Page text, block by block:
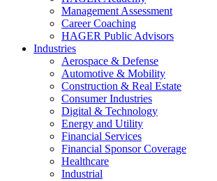
Management Assessment
Career Coaching
HAGER Public Advisors
Industries
Aerospace & Defense
Automotive & Mobility
Construction & Real Estate
Consumer Industries
Digital & Technology
Energy and Utility
Financial Services
Financial Sponsor Coverage
Healthcare
Industrial